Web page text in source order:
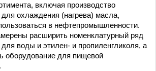
включая производство
охлаждения (нагрева) масла,
в нефтепромышленности.
расширить номенклатурный ряд
воды и этилен- и пропиленгликоля, а
оборудование для пищевой